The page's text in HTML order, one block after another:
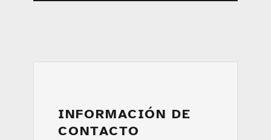
INFORMACIÓN DE
CONTACTO